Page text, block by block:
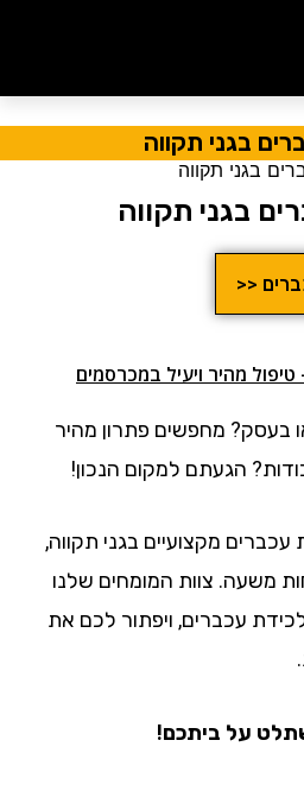
בגני תקווה
בגני תקווה
בגני תקווה
<<
מהיר ויעיל במכרסמים
בעסק? מחפשים פתרון מהיר
הגעתם למקום הנכון!
עכברים מקצועיים בגני תקווה,
משעה. צוות המומחים שלנו
עכברים, ויפתור לכם את
על ביתכם!